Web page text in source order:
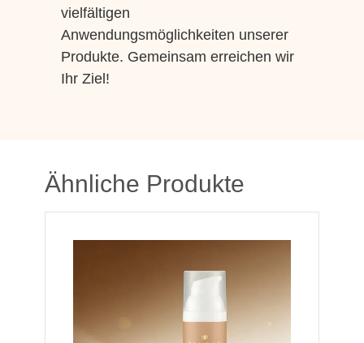
vielfältigen
Anwendungsmöglichkeiten unserer
Produkte. Gemeinsam erreichen wir
Ihr Ziel!
Ähnliche Produkte